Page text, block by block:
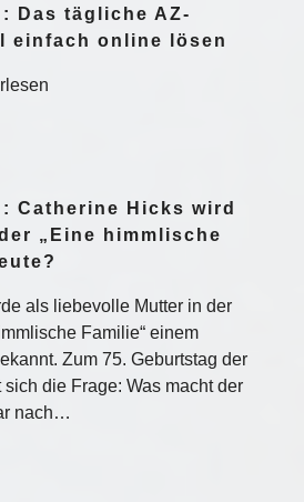
: Das tägliche AZ-
einfach online lösen
: Catherine Hicks wird
„Eine himmlische
als liebevolle Mutter in der
Familie“ einem
Zum 75. Geburtstag der
die Frage: Was macht der
nach…